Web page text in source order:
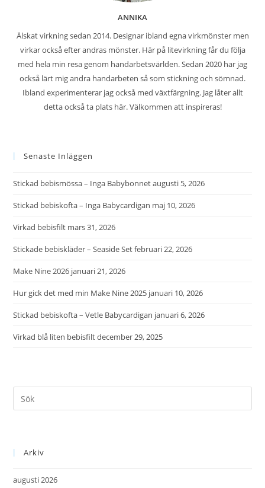
ANNIKA
Älskat virkning sedan 2014. Designar ibland egna virkmönster men
virkar också efter andras mönster. Här på litevirkning får du följa
med hela min resa genom handarbetsvärlden. Sedan 2020 har jag
också lärt mig andra handarbeten så som stickning och sömnad.
Ibland experimenterar jag också med växtfärgning. Jag låter allt
detta också ta plats här. Välkommen att inspireras!
Senaste Inläggen
Stickad bebismössa – Inga Babybonnetaugusti 5, 2026
Stickad bebiskofta – Inga Babycardigan maj 10, 2026
Virkad bebisfilt mars 31, 2026
Stickade bebiskläder – Seaside Setfebruari 22, 2026
Make Nine 2026 januari 21, 2026
Hur gick det med min Make Nine 2025 januari 10, 2026
Stickad bebiskofta – Vetle Babycardigan januari 6, 2026
Virkad blå liten bebisfiltdecember 29, 2025
Arkiv
augusti 2026